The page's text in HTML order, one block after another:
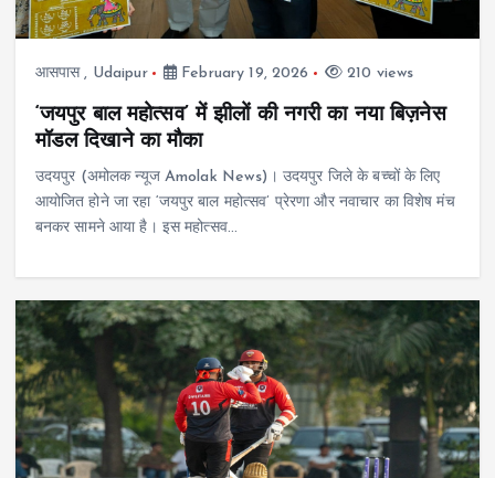
आसपास, Udaipur February 19, 2026 210 views
‘जयपुर बाल महोत्सव’ में झीलों की नगरी का नया बिज़नेस
मॉडल दिखाने का मौका
उदयपुर (अमोलक न्यूज Amolak News)। उदयपुर जिले के बच्चों के लिए
आयोजित होने जा रहा ‘जयपुर बाल महोत्सव’ प्रेरणा और नवाचार का विशेष मंच
बनकर सामने आया है। इस महोत्सव…